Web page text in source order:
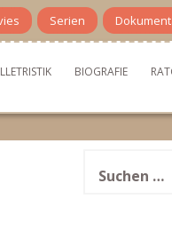
Serien
BIOGRAFIE
nach: